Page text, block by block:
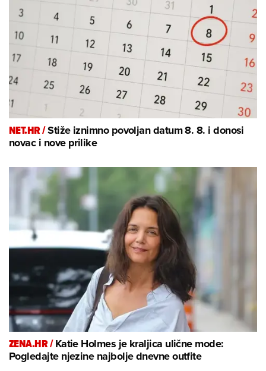
NET.HR /Stiže iznimno povoljan datum 8. 8. i donosi
novac i nove prilike
ZENA.HR /Katie Holmes je kraljica ulične mode:
Pogledajte njezine najbolje dnevne outfite